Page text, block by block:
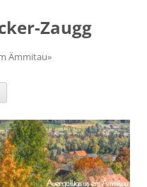
Zaugg
Ämmitau»